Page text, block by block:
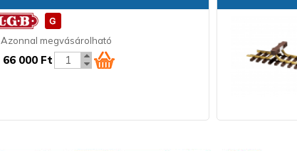
Azonnal megvásárolható
66 000 Ft